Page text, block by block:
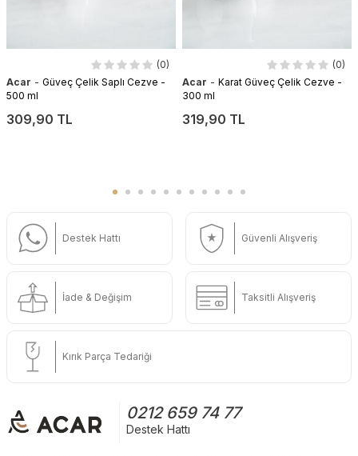
(0)
Acar - Güveç Çelik Saplı Cezve -
500 ml
309,90 TL
(0)
Acar - Karat Güveç Çelik Cezve -
300 ml
319,90 TL
Destek Hattı Güvenli Alışveriş
İade & Değişim Taksitli Alışveriş
Kırık Parça Tedariği
0212 659 74 77
Destek Hattı